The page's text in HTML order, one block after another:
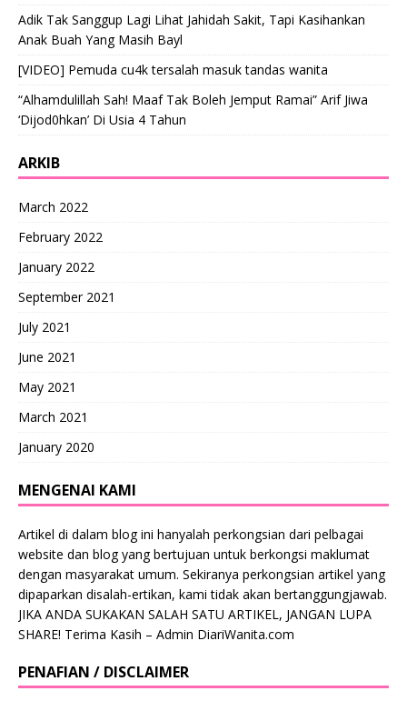
Adik Tak Sanggup Lagi Lihat Jahidah Sakit, Tapi Kasihankan
Anak Buah Yang Masih Bayl
[VIDEO] Pemuda cu4k tersalah masuk tandas wanita
“Alhamdulillah Sah! Maaf Tak Boleh Jemput Ramai” Arif Jiwa
‘Dijod0hkan’ Di Usia 4 Tahun
ARKIB
March 2022
February 2022
January 2022
September 2021
July 2021
June 2021
May 2021
March 2021
January 2020
MENGENAI KAMI
Artikel di dalam blog ini hanyalah perkongsian dari pelbagai
website dan blog yang bertujuan untuk berkongsi maklumat
dengan masyarakat umum. Sekiranya perkongsian artikel yang
dipaparkan disalah-ertikan, kami tidak akan bertanggungjawab.
JIKA ANDA SUKAKAN SALAH SATU ARTIKEL, JANGAN LUPA
SHARE! Terima Kasih – Admin DiariWanita.com
PENAFIAN / DISCLAIMER